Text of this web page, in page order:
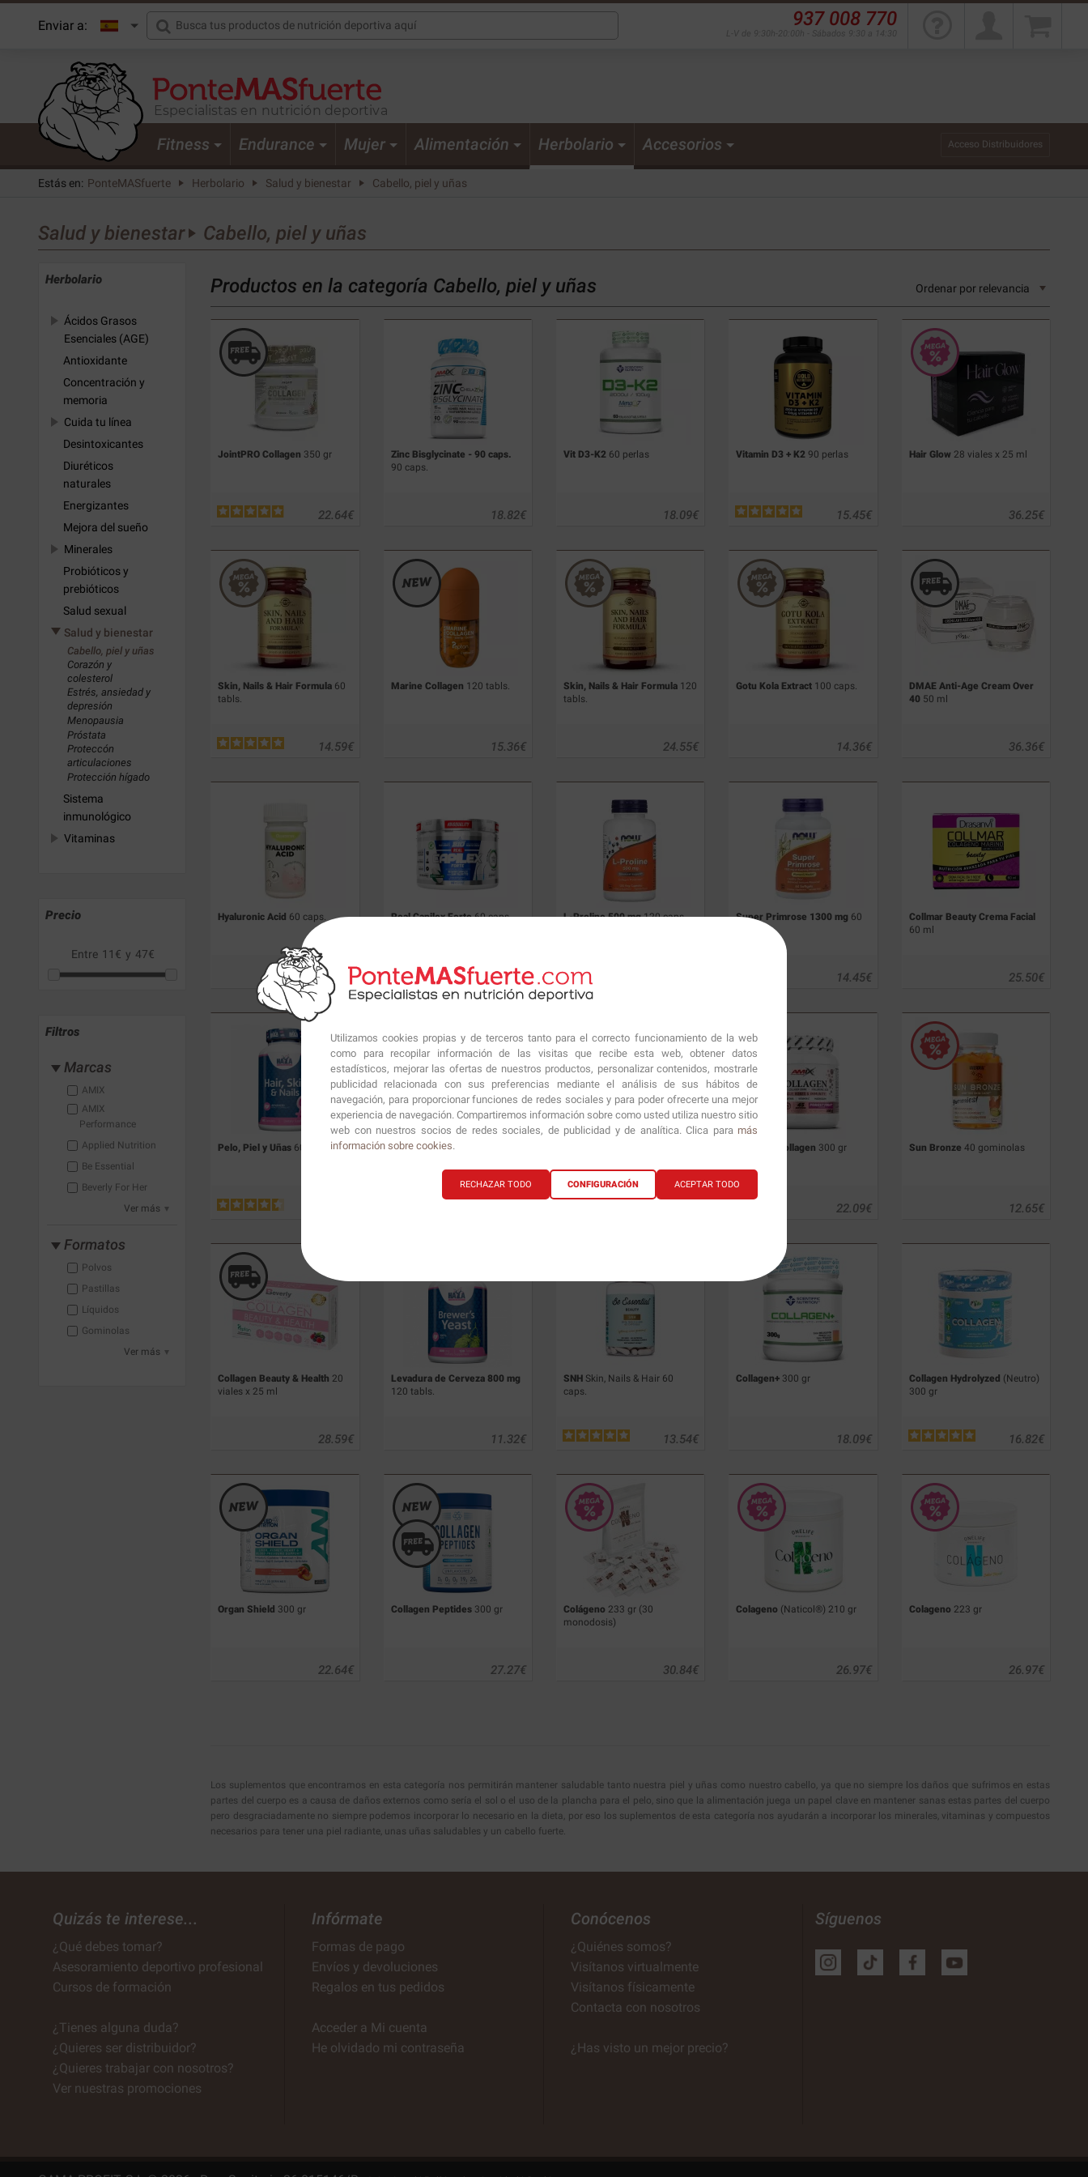
Utilizamos cookies propias y de terceros tanto para el correcto funcionamiento de la web
como para recopilar información de las visitas que recibe esta web, obtener datos
estadísticos, mejorar las ofertas de nuestros productos, personalizar contenidos, mostrarle
publicidad relacionada con sus preferencias mediante el análisis de sus hábitos de
navegación, para proporcionar funciones de redes sociales y para poder ofrecerte una mejor
experiencia de navegación. Compartiremos información sobre como usted utiliza nuestro sitio
web con nuestros socios de redes sociales, de publicidad y de analítica. Clica para más
información sobre cookies.
ACEPTAR TODO
RECHAZAR TODO CONFIGURACIÓN
Enviar a: 937 008 770
Especialistas en nutrición deportiva
Fitness Endurance Mujer Alimentación Herbolario Accesorios Acceso Distribuidores
Estás en: PonteMASfuerte Herbolario Salud y bienestar Cabello, piel y uñas
Salud y bienestar Cabello, piel y uñas
Herbolario
Ácidos Grasos
Esenciales (AGE)
Antioxidante
Concentración y
memoria
Cuida tu línea
Desintoxicantes
Diuréticos
naturales
Energizantes
Mejora del sueño
Minerales
Probióticos y
prebióticos
Salud sexual
Salud y bienestar
Cabello, piel y uñas
Corazón y
colesterol
Estrés, ansiedad y
depresión
Menopausia
Próstata
Proteccón
articulaciones
Protección hígado
Sistema
inmunológico
Vitaminas
Precio
Entre 11€ y 47€
Filtros
Marcas
AMIX
AMIX
Performance
Applied Nutrition
Be Essential
Beverly For Her
Ver más
Formatos
Polvos
Pastillas
Líquidos
Gominolas
Ver más
Productos en la categoría Cabello, piel y uñas Ordenar por relevancia
JointPRO Collagen 350 gr
€
22.64
Zinc Bisglycinate - 90 caps.
90 caps.
€
18.82
Vit D3-K2 60 perlas
€
18.09
Vitamin D3 + K2 90 perlas
€
15.45
Hair Glow 28 viales x 25 ml
€
36.25
Skin, Nails & Hair Formula 60
tabls.
€
14.59
Marine Collagen 120 tabls.
€
15.36
Skin, Nails & Hair Formula 120
tabls.
€
24.55
Gotu Kola Extract 100 caps.
€
14.36
DMAE Anti-Age Cream Over
4050 ml
€
36.36
Hyaluronic Acid 60 caps.
€
10.82
Real Capilex Forte60 caps.
€
27.18
L-Proline 500 mg120 caps. Super Primrose 1300 mg 60
€
14.45
Collmar Beauty Crema Facial
60 ml
€
25.50
Pelo, Piel y Uñas 60 caps. Collagen300 gr (60 Serv.) Collagen 300 gr
€
22.09
Sun Bronze 40 gominolas
€
12.65
Collagen Beauty & Health 20
viales x 25 ml
€
28.59
Levadura de Cerveza 800 mg
120 tabls.
€
11.32
SNH Skin, Nails & Hair 60
caps.
€
13.54
Collagen+ 300 gr
€
18.09
Collagen Hydrolyzed (Neutro)
300 gr
€
16.82
Organ Shield 300 gr
€
22.64
Collagen Peptides300 gr
€
27.27
Colágeno 233 gr (30
monodosis)
€
30.84
Colageno (Naticol®) 210 gr
€
26.97
Colageno 223 gr
€
26.97
Los suplementos que encontramos en esta categoría nos permitirán mantener saludable tanto nuestra piel y uñas como nuestro cabello, ya que no siempre los daños que sufrimos en estas
partes del cuerpo es a causa de daños externos como sería el sol o el uso de la plancha para el pelo, sino que la alimentación juega un papel clave en mantener sanas estas partes del cuerpo
pero desgraciadamente no siempre podemos incorporar lo necesario en la dieta, por eso los suplementos de esta categoría nos ayudarán a incorporar los minerales, vitaminas y compuestos
necesarios para tener una piel radiante, unas uñas saludables y un cabello fuerte.
Quizás te interese...
¿Qué debes tomar?
Asesoramiento deportivo profesional
Cursos de formación
¿Tienes alguna duda?
¿Quieres ser distribuidor?
¿Quieres trabajar con nosotros?
Ver nuestras promociones
Infórmate
Formas de pago
Envíos y devoluciones
Regalos en tus pedidos
Acceder a Mi cuenta
He olvidado mi contraseña
Conócenos
¿Quiénes somos?
Visítanos virtualmente
Visítanos físicamente
Contacta con nosotros
¿Has visto un mejor precio?
Síguenos